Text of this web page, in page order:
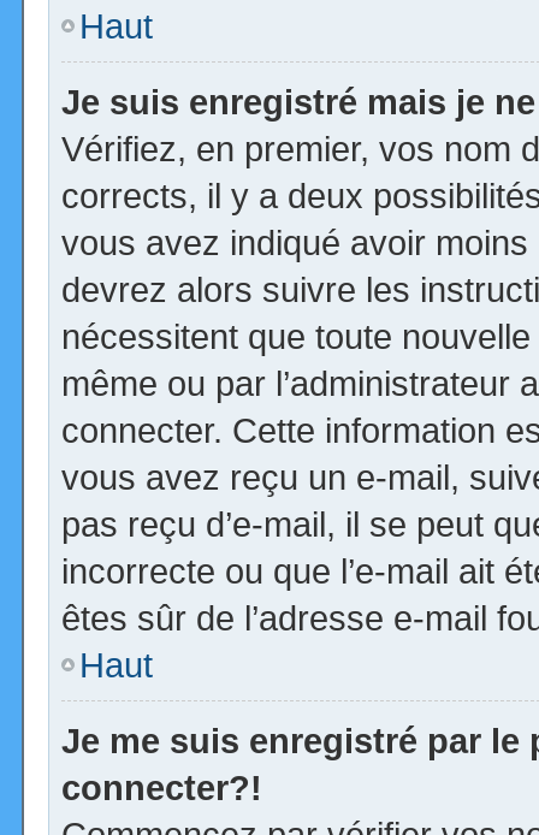
Haut
Je suis enregistré mais je
Vérifiez, en premier, vos nom
corrects, il y a deux
vous avez indiqué avoir
devrez alors suivre les
nécessitent que toute
même ou par l’administrateur
connecter. Cette information
vous avez reçu un e-mail,
pas reçu d’e-mail, il se peut
incorrecte ou que l’e-mail ait
êtes sûr de l’adresse e-mail
Haut
Je me suis enregistré par le
connecter?!